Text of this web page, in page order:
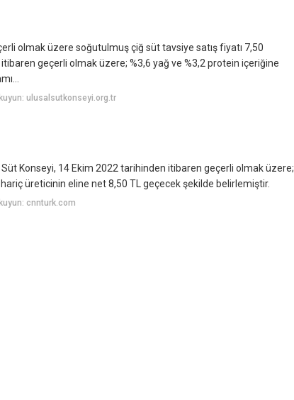
olmak üzere soğutulmuş çiğ süt tavsiye satış fiyatı 7,50
geçerli olmak üzere; %3,6 yağ ve %3,2 protein içeriğine
ulusalsutkonseyi.org.tr
Konseyi, 14 Ekim 2022 tarihinden itibaren geçerli olmak üzere;
üreticinin eline net 8,50 TL geçecek şekilde belirlemiştir.
cnnturk.com